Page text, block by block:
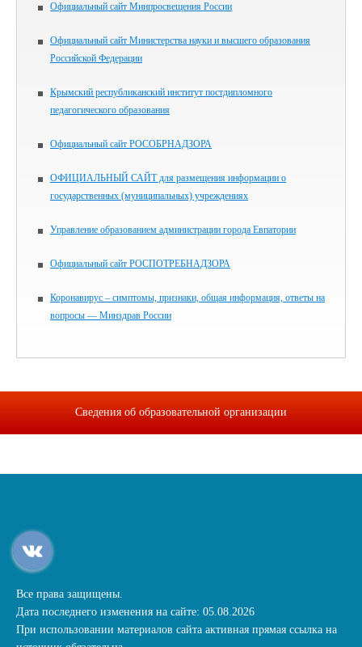
Официальный сайт Минпросвещения России
Официальный сайт Министерства науки и высшего образования
Российской Федерации
Крымский республиканский институт постдипломного
педагогического образования
Официальный сайт РОСОБРНАДЗОРА
ОФИЦИАЛЬНЫЙ САЙТ для размещения информации о
государственных (муниципальных) учреждениях
Управление образованием администрации города Евпатории
Официальный сайт РОСПОТРЕБНАДЗОРА
Коронавирус – симптомы, признаки, общая информация, ответы на
вопросы — Минздрав России
Сведения об образовательной организации
Все права защищены.
Дата последнего изменения на сайте: 05.08.2026
При использовании материалов сайта активная прямая ссылка на